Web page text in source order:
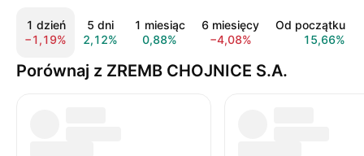
1 dzień
−1,19%
5 dni
2,12%
1 miesiąc
0,88%
6 miesięcy
−4,08%
Od początku
15,66%
Porównaj z ZREMB CHOJNICE S.A.